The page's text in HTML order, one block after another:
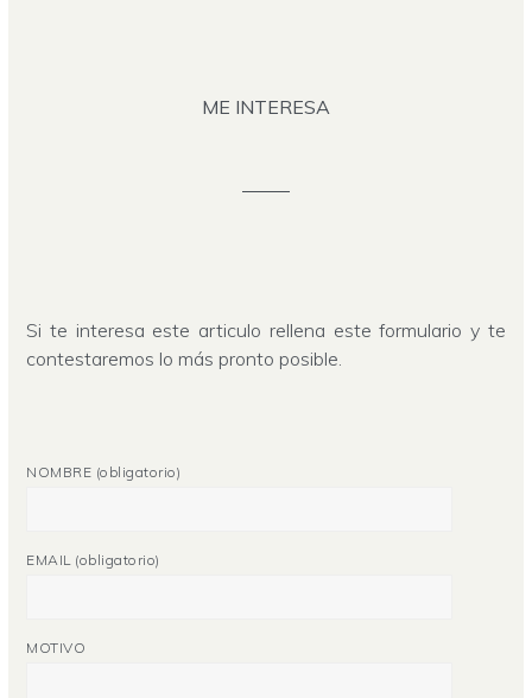
ME INTERESA
Si te interesa este articulo rellena este formulario y te
contestaremos lo más pronto posible.
NOMBRE (obligatorio)
EMAIL (obligatorio)
MOTIVO